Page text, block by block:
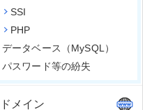
SSI
PHP
データベース（MySQL）
パスワード等の紛失
ドメイン